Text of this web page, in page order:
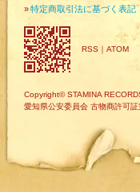
»特定商取引法に基づく表記
RSS ｜ ATOM
Copyright© STAMINA
愛知県公安委員会 古物商許可